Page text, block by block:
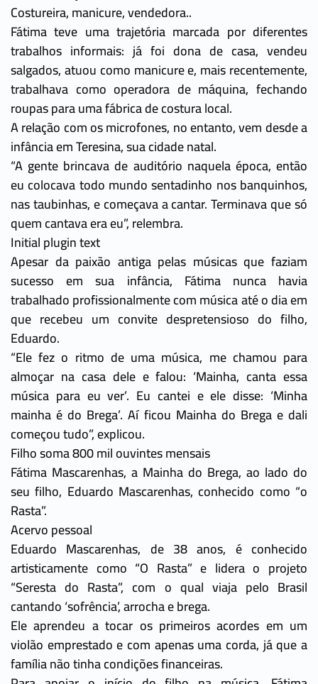
Costureira, manicure, vendedora..
Fátima teve uma trajetória marcada por diferentes
trabalhos informais: já foi dona de casa, vendeu
salgados, atuou como manicure e, mais recentemente,
trabalhava como operadora de máquina, fechando
roupas para uma fábrica de costura local.
A relação com os microfones, no entanto, vem desde a
infância em Teresina, sua cidade natal.
“A gente brincava de auditório naquela época, então
eu colocava todo mundo sentadinho nos banquinhos,
nas taubinhas, e começava a cantar. Terminava que só
quem cantava era eu”, relembra.
Initial plugin text
Apesar da paixão antiga pelas músicas que faziam
sucesso em sua infância, Fátima nunca havia
trabalhado profissionalmente com música até o dia em
que recebeu um convite despretensioso do filho,
Eduardo.
“Ele fez o ritmo de uma música, me chamou para
almoçar na casa dele e falou: ‘Mainha, canta essa
música para eu ver’. Eu cantei e ele disse: ‘Minha
mainha é do Brega’. Aí ficou Mainha do Brega e dali
começou tudo”, explicou.
Filho soma 800 mil ouvintes mensais
Fátima Mascarenhas, a Mainha do Brega, ao lado do
seu filho, Eduardo Mascarenhas, conhecido como “o
Rasta”.
Acervo pessoal
Eduardo Mascarenhas, de 38 anos, é conhecido
artisticamente como “O Rasta” e lidera o projeto
“Seresta do Rasta”, com o qual viaja pelo Brasil
cantando ‘sofrência’, arrocha e brega.
Ele aprendeu a tocar os primeiros acordes em um
violão emprestado e com apenas uma corda, já que a
família não tinha condições financeiras.